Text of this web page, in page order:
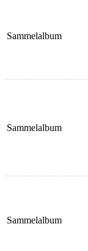
Sammelalbum
Sammelalbum
Sammelalbum